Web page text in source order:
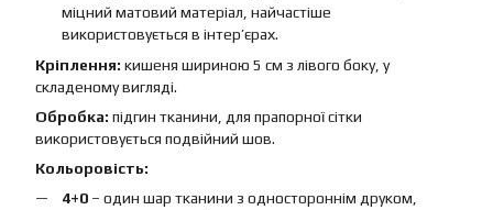
міцний матовий матеріал, найчастіше
використовується в інтер’єрах.
Кріплення: кишеня шириною 5 см з лівого боку, у
складеному вигляді.
Обробка: підгин тканини, для прапорної сітки
використовується подвійний шов.
Кольоровість:
4+0 – один шар тканини з одностороннім друком,